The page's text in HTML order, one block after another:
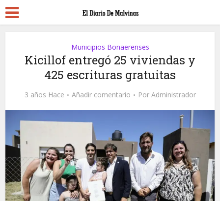
Municipios Bonaerenses
Kicillof entregó 25 viviendas y
425 escrituras gratuitas
3 años Hace Añadir comentario Por Administrador